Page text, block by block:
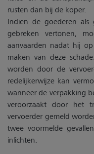
rusten dan bij de koper.
Indien de goederen als
gebreken vertonen,
aanvaarden nadat hij
maken van deze
worden door de
redelijkerwijze kan
wanneer de verpakking
veroorzaakt door het
vervoerder gemeld
twee voormelde
inlichten.